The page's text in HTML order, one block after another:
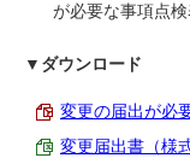
が必要な事項点検
▼ダウンロード
変更の届出が必
変更届出書（様